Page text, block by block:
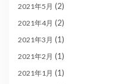
2021年5月 (2)
2021年4月 (2)
2021年3月 (1)
2021年2月 (1)
2021年1月 (1)